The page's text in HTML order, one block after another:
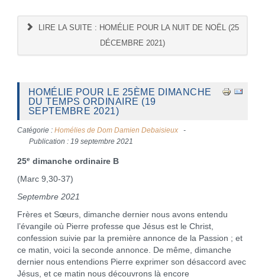
LIRE LA SUITE : HOMÉLIE POUR LA NUIT DE NOËL (25
DÉCEMBRE 2021)
HOMÉLIE POUR LE 25ÈME DIMANCHE
DU TEMPS ORDINAIRE (19
SEPTEMBRE 2021)
Catégorie : Homélies de Dom Damien Debaisieux
Publication : 19 septembre 2021
25edimanche ordinaire B
(Marc 9,30-37)
Septembre 2021
Frères et Sœurs, dimanche dernier nous avons entendu
l’évangile où Pierre professe que Jésus est le Christ,
confession suivie par la première annonce de la Passion ; et
ce matin, voici la seconde annonce. De même, dimanche
dernier nous entendions Pierre exprimer son désaccord avec
Jésus, et ce matin nous découvrons là encore